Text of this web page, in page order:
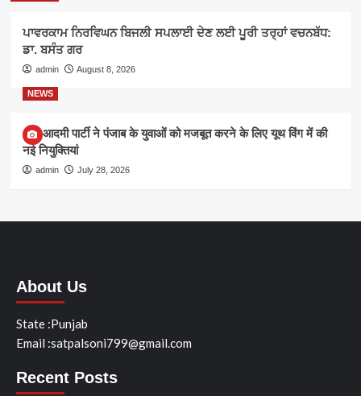
ਪਾਵਰਕਾਮ ਨਿਰਵਿਘਨ ਬਿਜਲੀ ਸਪਲਾਈ ਦੇਣ ਲਈ ਪੂਰੀ ਤਰ੍ਹਾਂ ਵਚਨਬੱਧ:
ਡਾ. ਬਸੰਤ ਗਰ
admin August 8, 2026
NEWS
आम आदमी पार्टी ने पंजाब के युवाओं को मजबूत करने के लिए यूथ विंग में की
नई नियुक्तियां
admin July 28, 2026
About Us
State :Punjab
Email :satpalsoni799@gmail.com
Recent Posts